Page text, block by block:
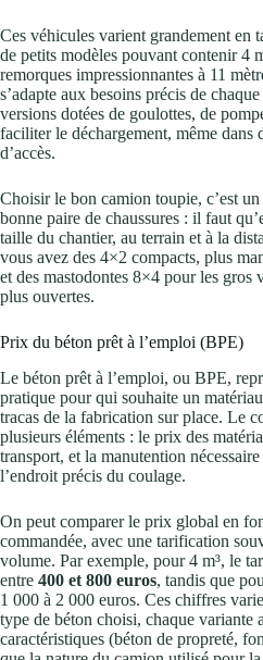
Ces véhicules varient grandement en
de petits modèles pouvant contenir 4
remorques impressionnantes à 11
s’adapte aux besoins précis de
versions dotées de goulottes, de
faciliter le déchargement, même dans
d’accès.
Choisir le bon camion toupie, c’est
bonne paire de chaussures : il faut
taille du chantier, au terrain et à la
vous avez des 4×2 compacts, plus
et des mastodontes 8×4 pour les gros
plus ouvertes.
Prix du béton prêt à l’emploi (BPE)
Le béton prêt à l’emploi, ou BPE,
pratique pour qui souhaite un
tracas de la fabrication sur place. Le
plusieurs éléments : le prix des
transport, et la manutention
l’endroit précis du coulage.
On peut comparer le prix global en
commandée, avec une tarification
volume. Par exemple, pour 4 m³, le
entre 400 et 800 euros, tandis que
1 000 à 2 000 euros. Ces chiffres
type de béton choisi, chaque variante
caractéristiques (béton de propreté,